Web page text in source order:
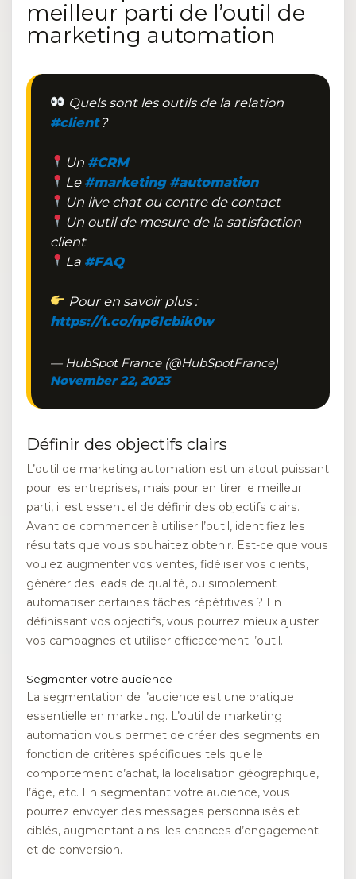
meilleur parti de l’outil de
marketing automation
Quels sont les outils de la relation
#client?
Un #CRM
Le #marketing #automation
Un live chat ou centre de contact
Un outil de mesure de la satisfaction
client
La #FAQ
Pour en savoir plus :
https://t.co/np6Icbik0w
— HubSpot France (@HubSpotFrance)
November 22, 2023
Définir des objectifs clairs
L’outil de marketing automation est un atout puissant
pour les entreprises, mais pour en tirer le meilleur
parti, il est essentiel de définir des objectifs clairs.
Avant de commencer à utiliser l’outil, identifiez les
résultats que vous souhaitez obtenir. Est-ce que vous
voulez augmenter vos ventes, fidéliser vos clients,
générer des leads de qualité, ou simplement
automatiser certaines tâches répétitives ? En
définissant vos objectifs, vous pourrez mieux ajuster
vos campagnes et utiliser efficacement l’outil.
Segmenter votre audience
La segmentation de l’audience est une pratique
essentielle en marketing. L’outil de marketing
automation vous permet de créer des segments en
fonction de critères spécifiques tels que le
comportement d’achat, la localisation géographique,
l’âge, etc. En segmentant votre audience, vous
pourrez envoyer des messages personnalisés et
ciblés, augmentant ainsi les chances d’engagement
et de conversion.